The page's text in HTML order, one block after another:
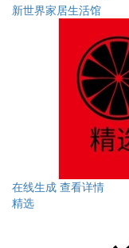
新世界家居生活馆
在线生成 查看详情
精选